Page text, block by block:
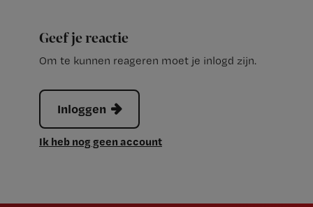
Geef je reactie
Om te kunnen reageren moet je inlogd zijn.
Inloggen
Ik heb nog geen account